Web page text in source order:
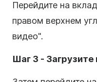
Перейдите на
правом верхнем
видео".
Шаг 3 -